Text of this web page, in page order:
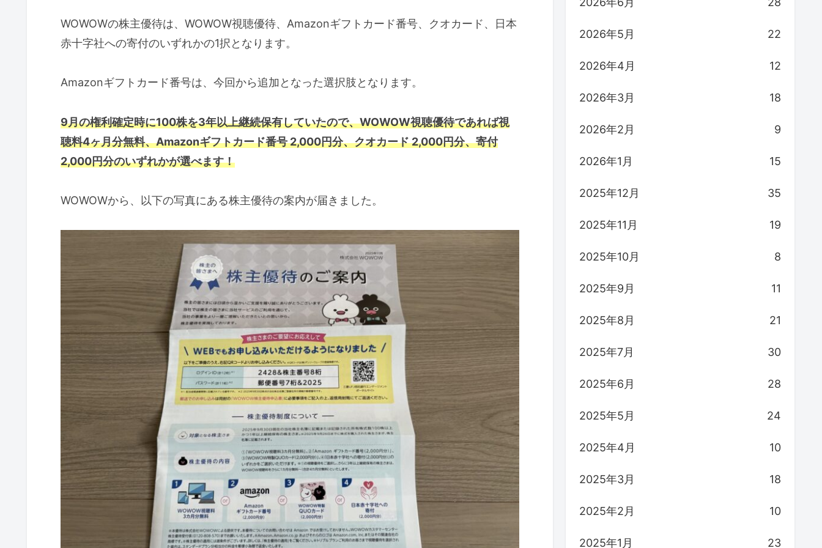
WOWOWの株主優待は、WOWOW視聴優待、Amazonギフトカード番号、クオカード、日本
赤十字社への寄付のいずれかの1択となります。
Amazonギフトカード番号は、今回から追加となった選択肢となります。
9月の権利確定時に100株を3年以上継続保有していたので、WOWOW視聴優待であれば視
聴料4ヶ月分無料、Amazonギフトカード番号 2,000円分、クオカード 2,000円分、寄付
2,000円分のいずれかが選べます！
WOWOWから、以下の写真にある株主優待の案内が届きました。
2026年5月 22
2026年4月 12
2026年3月 18
2026年2月 9
2026年1月 15
2025年12月 35
2025年11月 19
2025年10月 8
2025年9月 11
2025年8月 21
2025年7月 30
2025年6月 28
2025年5月 24
2025年4月 10
2025年3月 18
2025年2月 10
2025年1月 23